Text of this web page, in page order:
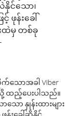
င်သော၊
ဖုန်းခေါ်
ထဲမှ တစ်ခု
ောအခါ Viber
ထည့်ပေးပါသည်။
ာ နှုန်းထားများ